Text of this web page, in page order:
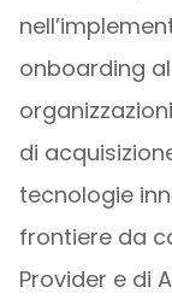
onboarding
di
tecnologie
frontiere da
Provider e di